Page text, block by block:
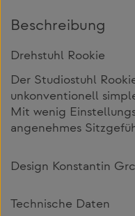
Beschreibung
Drehstuhl Rookie
Der Studiostuhl
unkonventionell
Mit wenig
angenehmes
Design Konstantin
Technische Daten